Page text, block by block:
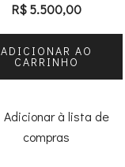
R$5.500,00
ADICIONAR AO
CARRINHO
Adicionar à lista de
compras